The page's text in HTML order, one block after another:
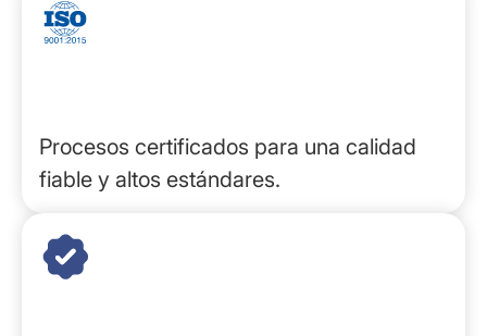
Procesos certificados para una calidad
fiable y altos estándares.